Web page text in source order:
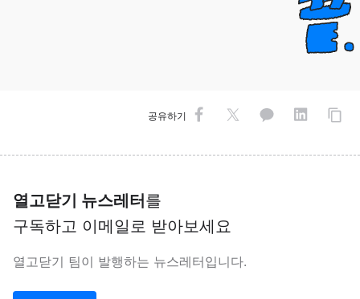
공유하기
열고닫기 뉴스레터를
구독하고 이메일로 받아보세요
열고닫기 팀이 발행하는 뉴스레터입니다.